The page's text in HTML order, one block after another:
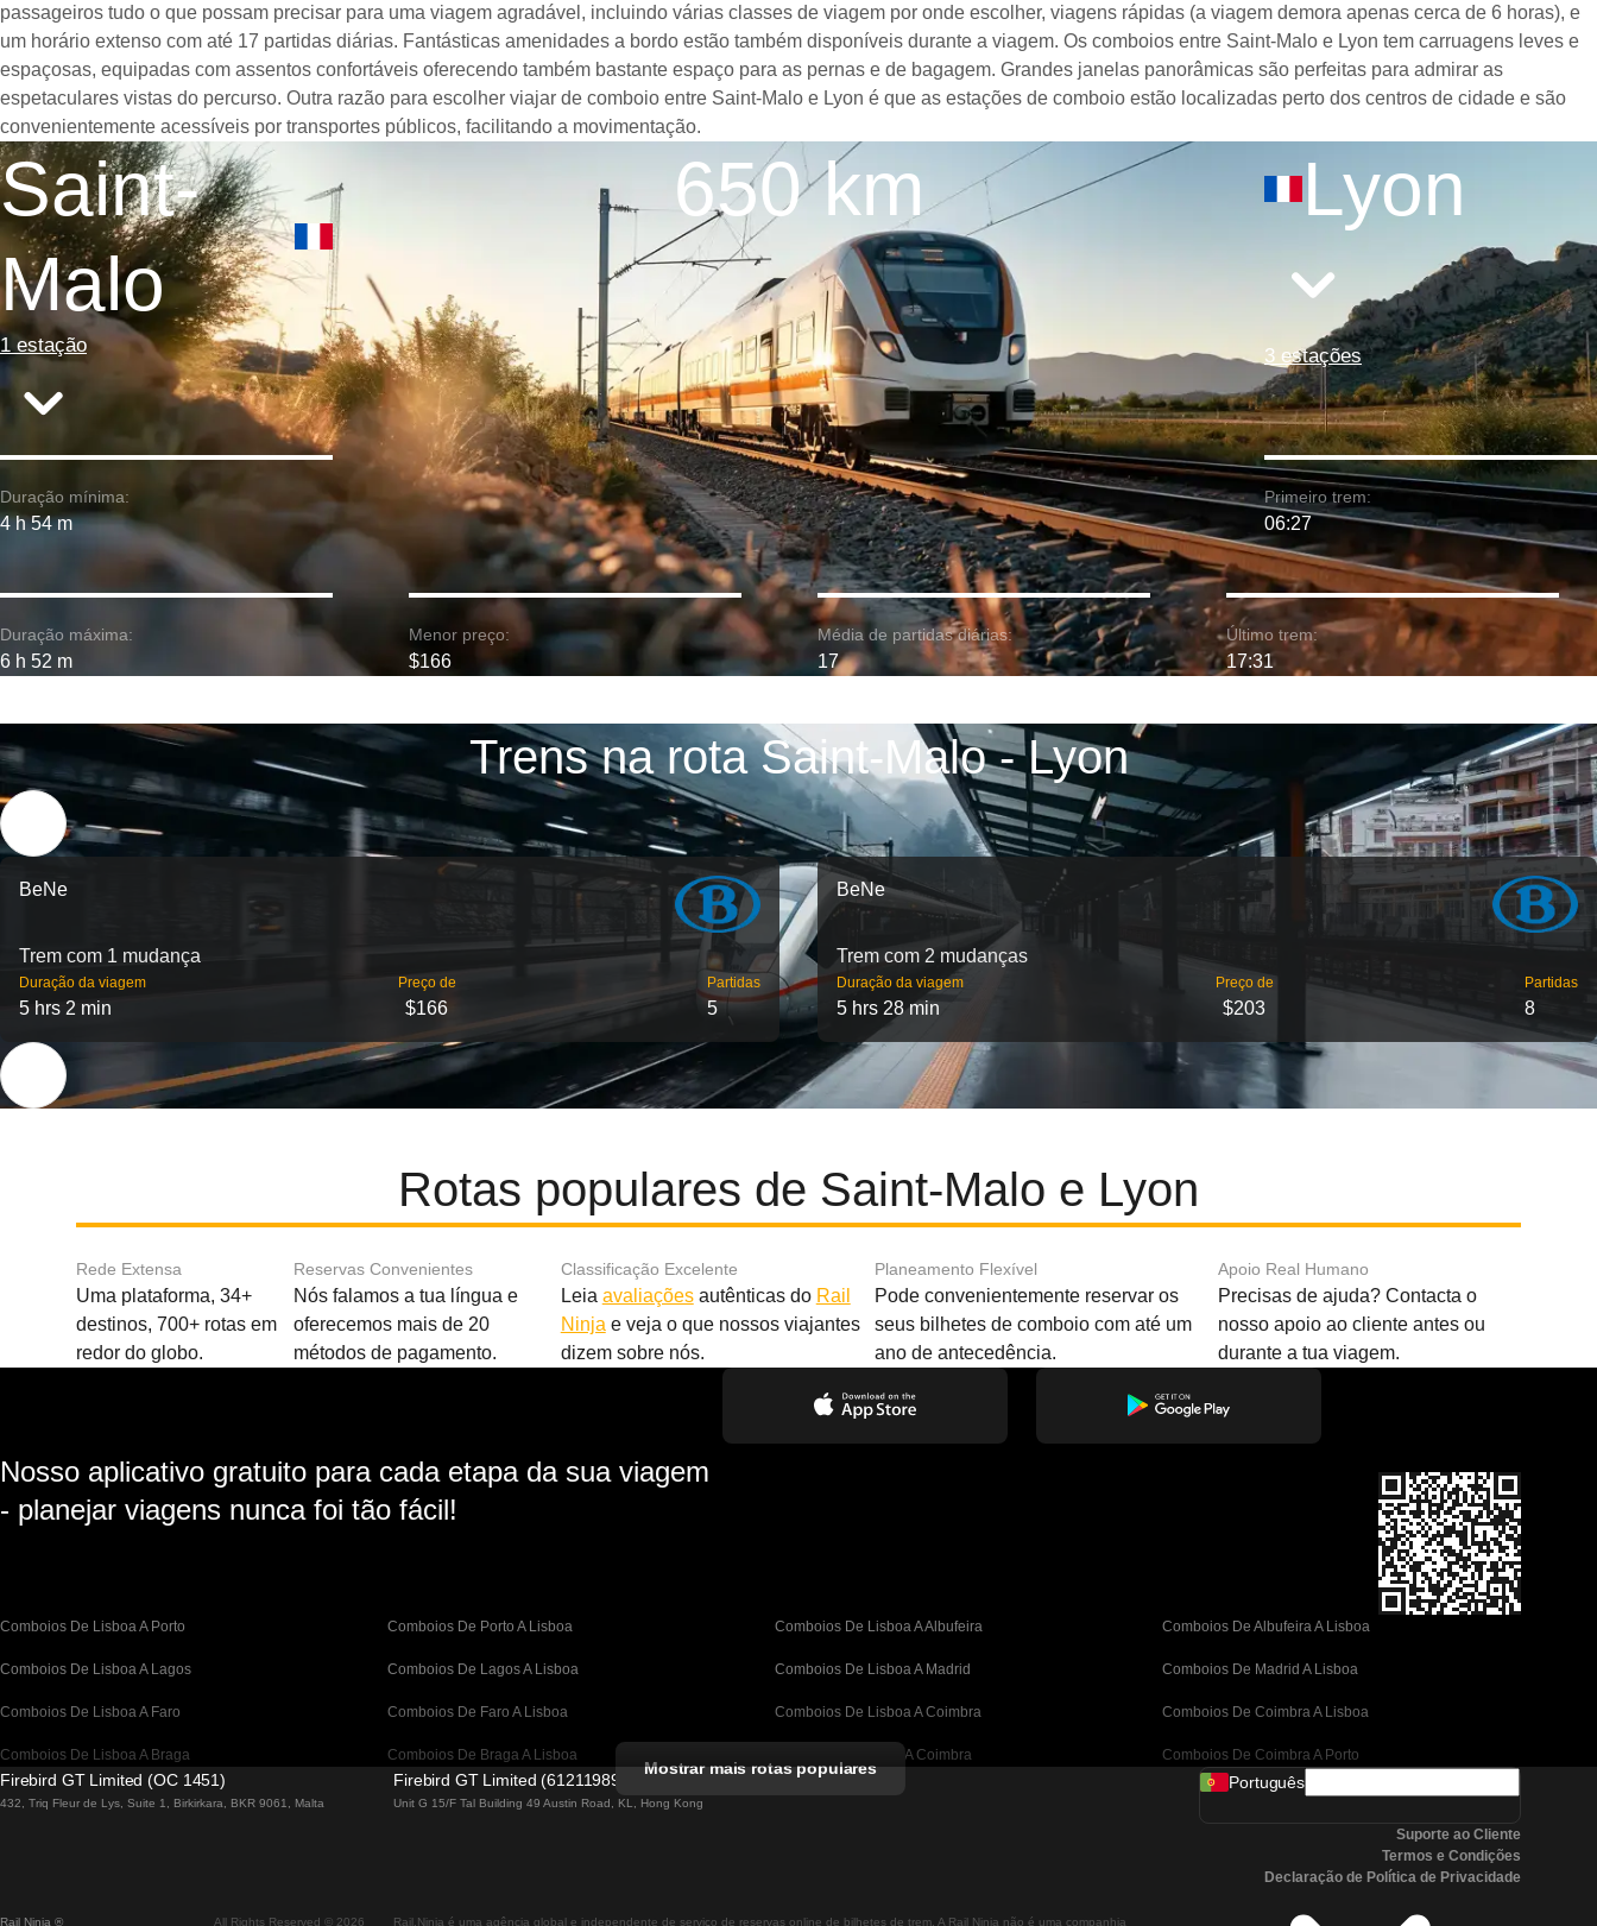
passageiros tudo o que possam precisar para uma viagem agradável, incluindo várias classes de viagem por onde escolher, viagens rápidas (a viagem demora apenas cerca de 6 horas), e
um horário extenso com até 17 partidas diárias. Fantásticas amenidades a bordo estão também disponíveis durante a viagem. Os comboios entre Saint-Malo e Lyon tem carruagens leves e
espaçosas, equipadas com assentos confortáveis oferecendo também bastante espaço para as pernas e de bagagem. Grandes janelas panorâmicas são perfeitas para admirar as
espetaculares vistas do percurso. Outra razão para escolher viajar de comboio entre Saint-Malo e Lyon é que as estações de comboio estão localizadas perto dos centros de cidade e são
convenientemente acessíveis por transportes públicos, facilitando a movimentação.
Saint-
Malo
1 estação
650 km Lyon
3 estações
Duração mínima:
4 h 54 m
Primeiro trem:
06:27
Duração máxima:
6 h 52 m
Menor preço:
$166
Média de partidas diárias:
17
Último trem:
17:31
Trens na rota Saint-Malo - Lyon
BeNe
Trem com 1 mudança
Duração da viagem
5 hrs 2 min
Preço de
$166
Partidas
5
BeNe
Trem com 2 mudanças
Duração da viagem
5 hrs 28 min
Preço de
$203
Partidas
8
Rotas populares de Saint-Malo e Lyon
Rede Extensa
Uma plataforma, 34+
destinos, 700+ rotas em
redor do globo.
Reservas Convenientes
Nós falamos a tua língua e
oferecemos mais de 20
métodos de pagamento.
Classificação Excelente
Leia avaliaçõesautênticas do Rail
Ninja e veja o que nossos viajantes
dizem sobre nós.
Planeamento Flexível
Pode convenientemente reservar os
seus bilhetes de comboio com até um
ano de antecedência.
Apoio Real Humano
Precisas de ajuda? Contacta o
nosso apoio ao cliente antes ou
durante a tua viagem.
Nosso aplicativo gratuito para cada etapa da sua viagem
- planejar viagens nunca foi tão fácil!
Comboios De Lisboa A Porto Comboios De Porto A Lisboa Comboios De Lisboa A Albufeira Comboios De Albufeira A Lisboa
Comboios De Lisboa A Lagos Comboios De Lagos A Lisboa Comboios De Lisboa A Madrid Comboios De Madrid A Lisboa
Comboios De Lisboa A Faro Comboios De Faro A Lisboa Comboios De Lisboa A Coimbra Comboios De Coimbra A Lisboa
Comboios De Lisboa A Braga Comboios De Braga A Lisboa Comboios De Porto A Coimbra Comboios De Coimbra A Porto
Comboios De Barcelona A Madrid Comboios De Madrid A Barcelona Comboios De Valência A Barcelona
Comboios De Málaga A Barcelona
Mostrar mais rotas populares
Firebird GT Limited (OC 1451)
432, Triq Fleur de Lys, Suite 1, Birkirkara, BKR 9061, Malta
Firebird GT Limited (61211989)
Unit G 15/F Tal Building 49 Austin Road, KL, Hong Kong
Rail Ninja ® All Rights Reserved © 2026 Rail.Ninja é uma agência global e independente de serviço de reservas online de bilhetes de trem. A Rail Ninja não é uma companhia
Português
Suporte ao Cliente
Termos e Condições
Declaração de Política de Privacidade